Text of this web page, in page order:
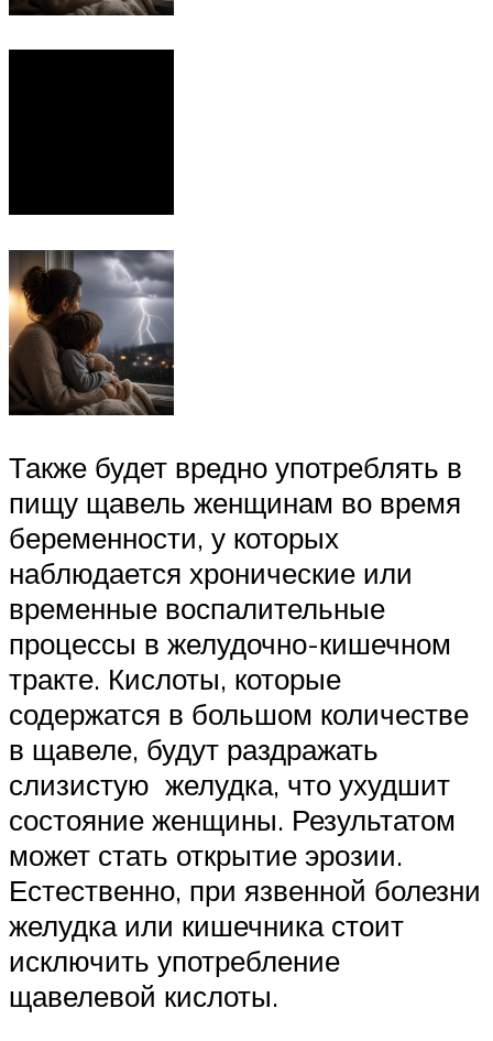
Также будет вредно употреблять в
пищу щавель женщинам во время
беременности, у которых
наблюдается хронические или
временные воспалительные
процессы в желудочно-кишечном
тракте. Кислоты, которые
содержатся в большом количестве
в щавеле, будут раздражать
слизистую желудка, что ухудшит
состояние женщины. Результатом
может стать открытие эрозии.
Естественно, при язвенной болезни
желудка или кишечника стоит
исключить употребление
щавелевой кислоты.